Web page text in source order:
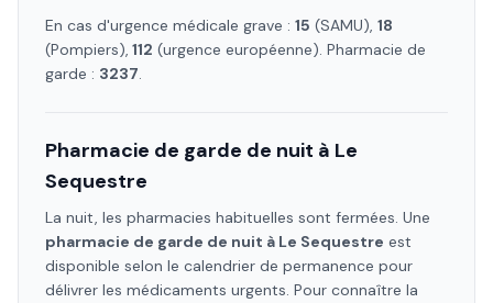
En cas d'urgence médicale grave : 15 (SAMU), 18
(Pompiers), 112 (urgence européenne). Pharmacie de
garde : 3237.
Pharmacie de garde de nuit à Le
Sequestre
La nuit, les pharmacies habituelles sont fermées. Une
pharmacie de garde de nuit à Le Sequestre est
disponible selon le calendrier de permanence pour
délivrer les médicaments urgents. Pour connaître la